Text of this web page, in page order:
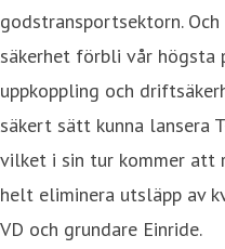
godstransportsektorn.
säkerhet förbli vår högsta
uppkoppling och
säkert sätt kunna lansera
vilket i sin tur kommer att
helt eliminera utsläpp av
VD och grundare Einride.